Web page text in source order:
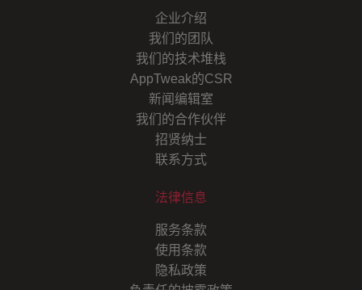
企业介绍
我们的团队
我们的技术堆栈
AppTweak的CSR
新闻编辑室
我们的合作伙伴
招贤纳士
联系方式
法律信息
服务条款
使用条款
隐私政策